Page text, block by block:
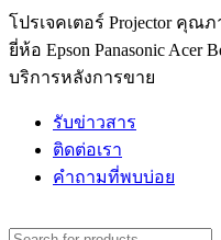
โปรเจคเตอร์ Projector คุ
ยี่ห้อ Epson Panasonic
บริการหลังการขาย
รับข่าวสาร
ติดต่อเรา
คำถามที่พบบ่อย